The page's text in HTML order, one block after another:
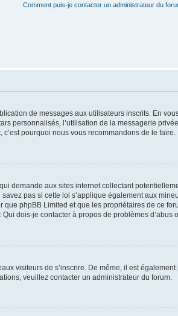
Comment puis-je contacter un administrateur du
de messages aux utilisateurs inscrits. En
personnalisés, l’utilisation de la messagerie
c’est pourquoi nous vous recommandons de le faire.
demande aux sites internet collectant
pas si cette loi s’applique également aux
phpBB Limited et que les propriétaires de ce
dois-je contacter à propos de problèmes d’abus
visiteurs de s’inscrire. De même, il est
veuillez contacter un administrateur du forum.